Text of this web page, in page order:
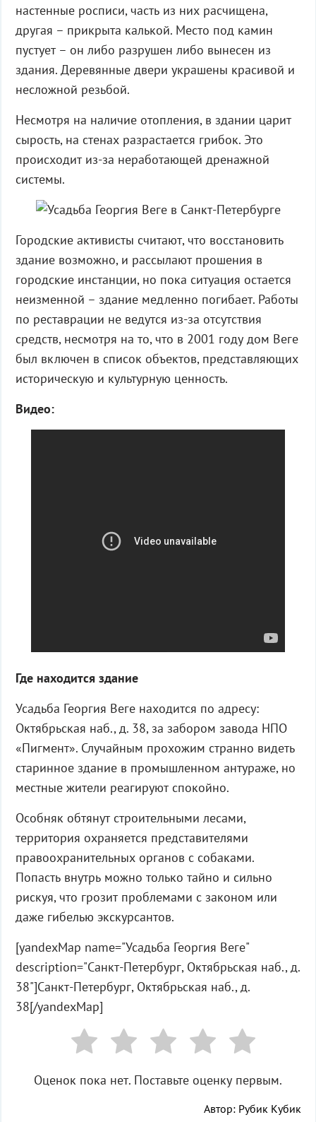
настенные росписи, часть из них расчищена,
другая – прикрыта калькой. Место под камин
пустует – он либо разрушен либо вынесен из
здания. Деревянные двери украшены красивой и
несложной резьбой.
Несмотря на наличие отопления, в здании царит
сырость, на стенах разрастается грибок. Это
происходит из-за неработающей дренажной
системы.
Городские активисты считают, что восстановить
здание возможно, и рассылают прошения в
городские инстанции, но пока ситуация остается
неизменной – здание медленно погибает. Работы
по реставрации не ведутся из-за отсутствия
средств, несмотря на то, что в 2001 году дом Веге
был включен в список объектов, представляющих
историческую и культурную ценность.
Видео:
Где находится здание
Усадьба Георгия Веге находится по адресу:
Октябрьская наб., д. 38, за забором завода НПО
«Пигмент». Случайным прохожим странно видеть
старинное здание в промышленном антураже, но
местные жители реагируют спокойно.
Особняк обтянут строительными лесами,
территория охраняется представителями
правоохранительных органов с собаками.
Попасть внутрь можно только тайно и сильно
рискуя, что грозит проблемами с законом или
даже гибелью экскурсантов.
[yandexMap name="Усадьба Георгия Веге"
description="Санкт-Петербург, Октябрьская наб., д.
38"]Санкт-Петербург, Октябрьская наб., д.
38[/yandexMap]
Оценок пока нет. Поставьте оценку первым.
Автор: Рубик Кубик